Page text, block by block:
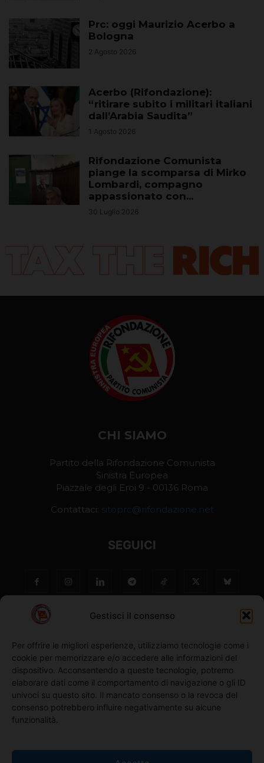
Gestisci il consenso
Per offrire le migliori esperienze, utilizziamo tecnologie come i
cookie per memorizzare e/o accedere alle informazioni del
dispositivo. Acconsentendo a queste tecnologie, potremo
elaborare dati come il comportamento di navigazione o gli ID
univoci su questo sito. Il mancato consenso o la revoca del
consenso potrebbero influire negativamente su alcune
funzionalità.
Prc: oggi Maurizio Acerbo a
Bologna
2 Agosto 2026
Acerbo (Rifondazione):
“ritirare subito i militari italiani
dall’Arabia Saudita”
1 Agosto 2026
Rifondazione Comunista
piange la scomparsa di Mirko
Lombardi, compagno
appassionato con...
30 Luglio 2026
CHI SIAMO
Partito della Rifondazione Comunista
Sinistra Europea
Piazzale degli Eroi 9 - 00136 Roma
Contattaci: sitoprc@rifondazione.net
SEGUICI
NO ©
Richiedi l'adesione